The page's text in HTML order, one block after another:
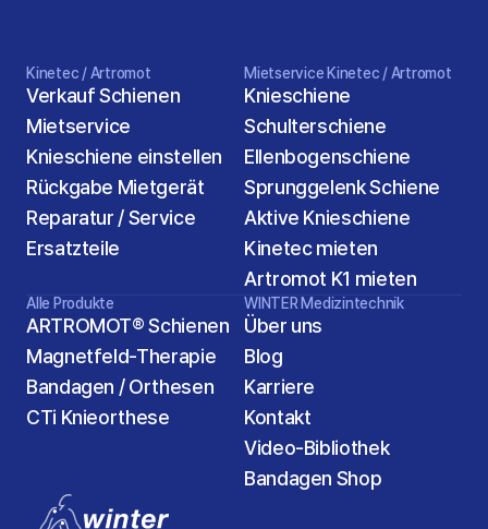
Kinetec / Artromot
Verkauf Schienen
Mietservice
Knieschiene einstellen
Rückgabe Mietgerät
Reparatur / Service
Ersatzteile
Mietservice Kinetec / Artromot
Knieschiene
Schulterschiene
Ellenbogenschiene
Sprunggelenk Schiene
Aktive Knieschiene
Kinetec mieten
Artromot K1 mieten
Alle Produkte
ARTROMOT® Schienen
Magnetfeld-Therapie
Bandagen / Orthesen
CTi Knieorthese
WINTER Medizintechnik
Über uns
Blog
Karriere
Kontakt
Video-Bibliothek
Bandagen Shop